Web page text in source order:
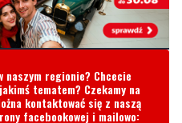
regionie? Chcecie
tematem? Czekamy na
kontaktować się z naszą
także pod numerem